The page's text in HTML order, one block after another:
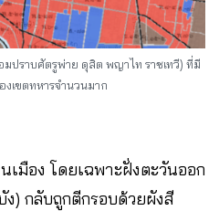
ปราบศัตรูพ่าย ดุสิต พญาไท ราชเทวี) ที่มี
งเขตทหารจำนวนมาก
มือง โดยเฉพาะฝั่งตะวันออก
) กลับถูกตีกรอบด้วยผังสี